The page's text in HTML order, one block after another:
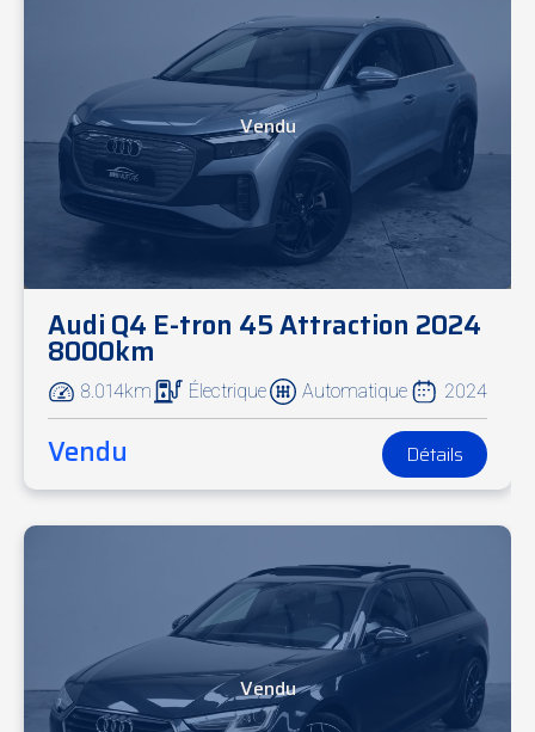
Vendu
Audi Q4 E-tron 45 Attraction 2024
8000km
8.014km Électrique Automatique 2024
Vendu Détails
Vendu